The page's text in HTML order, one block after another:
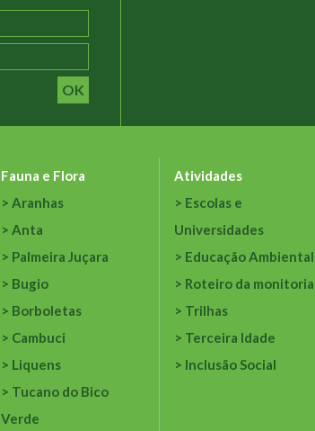
OK
Fauna e Flora
Aranhas
Anta
Palmeira Juçara
Bugio
Borboletas
Cambuci
Liquens
Tucano do Bico
Verde
Atividades
Escolas e
Universidades
Educação Ambiental
Roteiro da monitoria
Trilhas
Terceira Idade
Inclusão Social